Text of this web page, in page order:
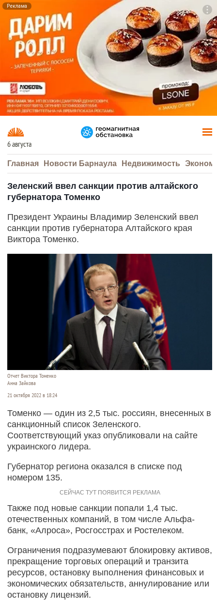
Реклама
6 августа
Главная Новости Барнаула Недвижимость
Зеленский ввел санкции против алтайского
губернатора Томенко
Президент Украины Владимир Зеленский ввел
санкции против губернатора Алтайского края
Виктора Томенко.
Отчет Виктора Томенко
Анна Зайкова
21 октября 2022 в 18:24
Томенко — один из 2,5 тыс. россиян, внесенных в
санкционный список Зеленского.
Соответствующий указ опубликовали на сайте
украинского лидера.
Губернатор региона оказался в списке под
номером 135.
Также под новые санкции попали 1,4 тыс.
отечественных компаний, в том числе Альфа-
банк, «Алроса», Росгосстрах и Ростелеком.
Ограничения подразумевают блокировку активов,
прекращение торговых операций и транзита
ресурсов, остановку выполнения финансовых и
экономических обязательств, аннулирование или
остановку лицензий.